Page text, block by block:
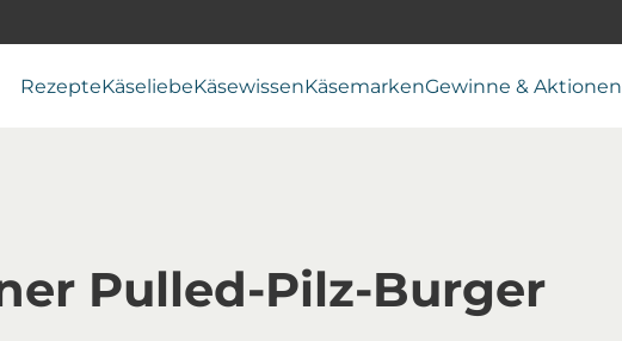
RezepteKäseliebeKäsewissenKäsemarkenGewinne & Aktionen
Pulled-Pilz-Burger